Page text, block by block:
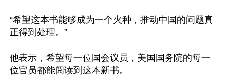
“希望这本书能够成为一个火种，推动中国的问题真
正得到处理。”
他表示，希望每一位国会议员，美国国务院的每一
位官员都能阅读到这本新书。